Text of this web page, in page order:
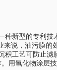
新型的专利
说，油污膜的
工艺可防止
用氧化物涂层